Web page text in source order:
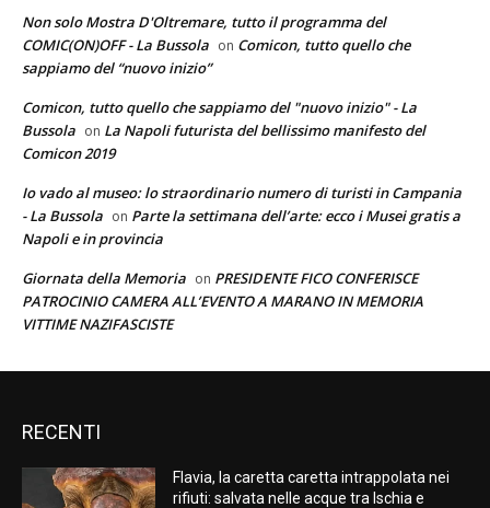
Non solo Mostra D'Oltremare, tutto il programma del
COMIC(ON)OFF - La Bussola on Comicon, tutto quello che
sappiamo del “nuovo inizio”
Comicon, tutto quello che sappiamo del "nuovo inizio" - La
Bussola on La Napoli futurista del bellissimo manifesto del
Comicon 2019
Io vado al museo: lo straordinario numero di turisti in Campania
- La Bussola on Parte la settimana dell’arte: ecco i Musei gratis a
Napoli e in provincia
Giornata della Memoria on PRESIDENTE FICO CONFERISCE
PATROCINIO CAMERA ALL’EVENTO A MARANO IN MEMORIA
VITTIME NAZIFASCISTE
RECENTI
Flavia, la caretta caretta intrappolata nei
rifiuti: salvata nelle acque tra Ischia e